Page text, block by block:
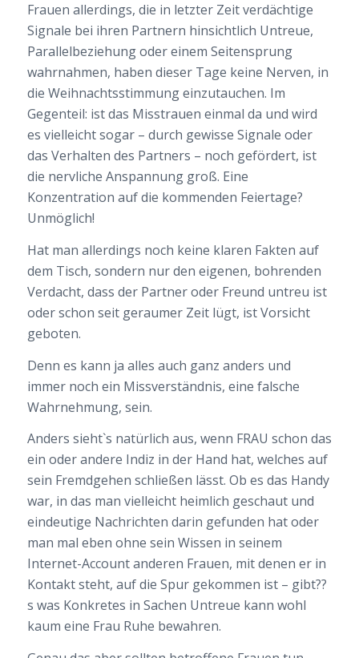
Frauen allerdings, die in letzter Zeit verdächtige
Signale bei ihren Partnern hinsichtlich Untreue,
Parallelbeziehung oder einem Seitensprung
wahrnahmen, haben dieser Tage keine Nerven, in
die Weihnachtsstimmung einzutauchen. Im
Gegenteil: ist das Misstrauen einmal da und wird
es vielleicht sogar – durch gewisse Signale oder
das Verhalten des Partners – noch gefördert, ist
die nervliche Anspannung groß. Eine
Konzentration auf die kommenden Feiertage?
Unmöglich!
Hat man allerdings noch keine klaren Fakten auf
dem Tisch, sondern nur den eigenen, bohrenden
Verdacht, dass der Partner oder Freund untreu ist
oder schon seit geraumer Zeit lügt, ist Vorsicht
geboten.
Denn es kann ja alles auch ganz anders und
immer noch ein Missverständnis, eine falsche
Wahrnehmung, sein.
Anders sieht`s natürlich aus, wenn FRAU schon das
ein oder andere Indiz in der Hand hat, welches auf
sein Fremdgehen schließen lässt. Ob es das Handy
war, in das man vielleicht heimlich geschaut und
eindeutige Nachrichten darin gefunden hat oder
man mal eben ohne sein Wissen in seinem
Internet-Account anderen Frauen, mit denen er in
Kontakt steht, auf die Spur gekommen ist – gibt??
s was Konkretes in Sachen Untreue kann wohl
kaum eine Frau Ruhe bewahren.